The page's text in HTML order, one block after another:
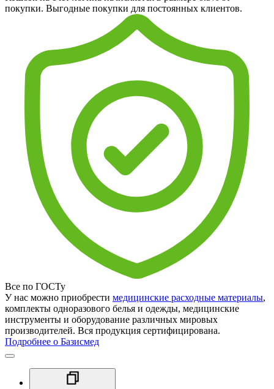
покупки. Выгодные покупки для постоянных клиентов.
Все по ГОСТу
У нас можно приобрести медицинские расходные материалы,
комплекты одноразового белья и одежды, медицинские
инструменты и оборудование различных мировых
производителей. Вся продукция сертифицирована.
Подробнее о Базисмед